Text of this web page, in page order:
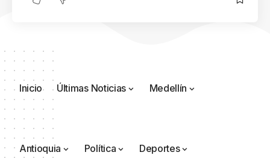
Inicio Últimas Noticias Medellín
Antioquia Política Deportes